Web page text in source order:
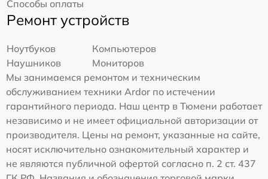
Способы оплаты
Ремонт устройств
Ноутбуков
Компьютеров
Наушников
Мониторов
Мы занимаемся ремонтом и техническим
обслуживанием техники Ardor по истечении
гарантийного периода. Наш центр в Тюмени работает
независимо и не имеет официальной авторизации от
производителя. Цены на ремонт, указанные на сайте,
носят исключительно ознакомительный характер и
не являются публичной офертой согласно п. 2 ст. 437